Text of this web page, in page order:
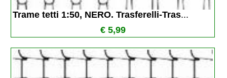
Trame tetti 1:50, NERO. Trasferelli-Tras...
€ 5,99